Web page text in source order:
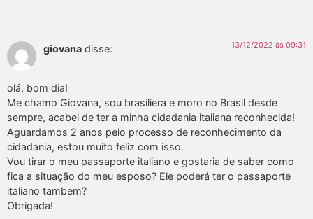
giovana disse: 13/12/2022 às 09:31
olá, bom dia!
Me chamo Giovana, sou brasiliera e moro no Brasil desde
sempre, acabei de ter a minha cidadania italiana reconhecida!
Aguardamos 2 anos pelo processo de reconhecimento da
cidadania, estou muito feliz com isso.
Vou tirar o meu passaporte italiano e gostaria de saber como
fica a situação do meu esposo? Ele poderá ter o passaporte
italiano tambem?
Obrigada!